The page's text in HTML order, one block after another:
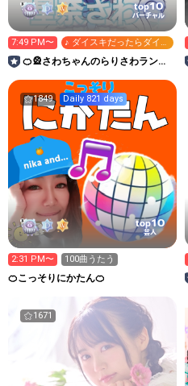
top10
バーチャル
7:49 PM〜
♪ ダイスキだったらダイジ
ョウブ!
🍊🎡さわちゃんのらりさわランド
1849 Daily 821 days
top10
芸人
2:31 PM〜 100曲うたう
🍊こっそりにかたん🍊
1671